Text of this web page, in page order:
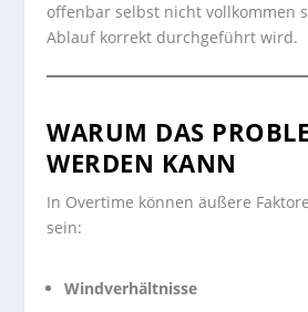
offenbar selbst nicht vollkommen
Ablauf korrekt durchgeführt wird.
WARUM DAS
WERDEN KANN
In Overtime können äußere
sein:
Windverhältnisse